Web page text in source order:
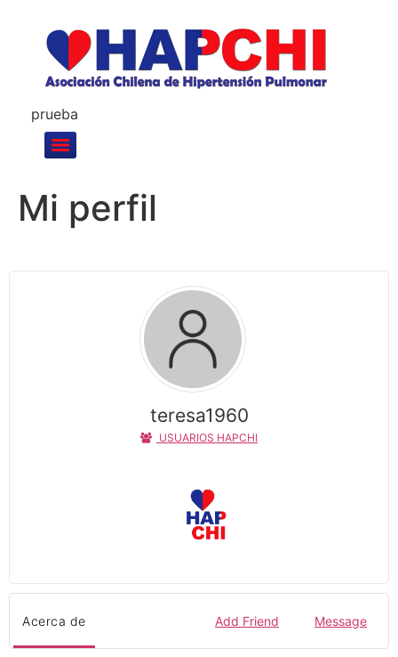
prueba
Mi perfil
teresa1960
USUARIOS HAPCHI
Acerca de Message
Add Friend